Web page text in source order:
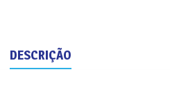
DESCRIÇÃO